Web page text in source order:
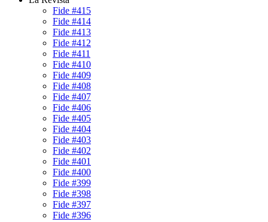
Fide #415
Fide #414
Fide #413
Fide #412
Fide #411
Fide #410
Fide #409
Fide #408
Fide #407
Fide #406
Fide #405
Fide #404
Fide #403
Fide #402
Fide #401
Fide #400
Fide #399
Fide #398
Fide #397
Fide #396